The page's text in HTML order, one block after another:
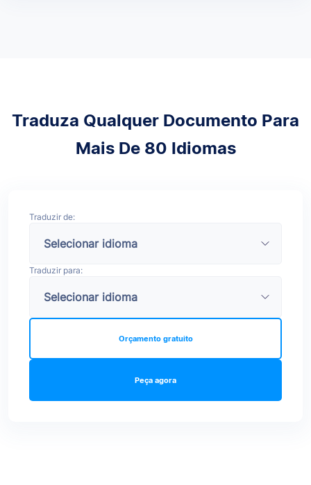
Traduza Qualquer Documento Para
Mais De 80 Idiomas
Traduzir de:
Traduzir para:
Peça agora
Orçamento gratuito